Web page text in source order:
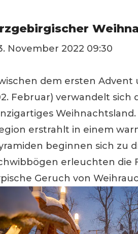
November 2022 09:30
dem ersten Advent
Februar) verwandelt sich
erstrahlt in einem
beginnen sich zu
erleuchten die
Geruch von